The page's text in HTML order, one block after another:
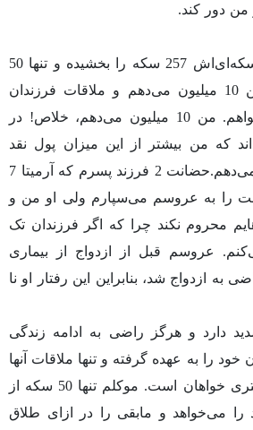
من دور کند.
عروسم از مهریه 307 سکه‌ای‌اش 257 سکه را بخشیده و تنها 50
سکه می‌خواهد ولی من 10 میلیون می‌دهم و ملاقات فرزندان
پسرم را برای او می‌خواهم. من 10 میلیون می‌دهم، خلاص! در
که من بیشتر از این میزان پول نقد
ندارم و تنها 10 میلیون می‌دهم.حضانت 2 فرزند پسرم که آرمیتا 7
6 ساله است را به عروسم می‌سپارم ولی او من و
محروم نکند چرا که اگر فرزندان تک
عروسم قبل از ازدواج از بیماری
به ازدواج شد، بنابراین این رفتار او نا
دارد و هرگز راضی به ادامه زندگی
را به عهده گرفته و تنها ملاقات آنها
برای پدرشان را در کلانتری خواهان است. موکلم تنها 50 سکه از
خود را می‌خواهد و مابقی را در ازای طلاق